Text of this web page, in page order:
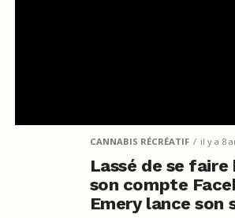
CANNABIS RÉCRÉATIF il y a 8
Lassé de se
son compte
Emery lance